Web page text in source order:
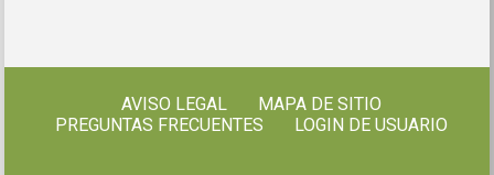
AVISO LEGAL
MAPA DE SITIO
PREGUNTAS FRECUENTES
LOGIN DE USUARIO